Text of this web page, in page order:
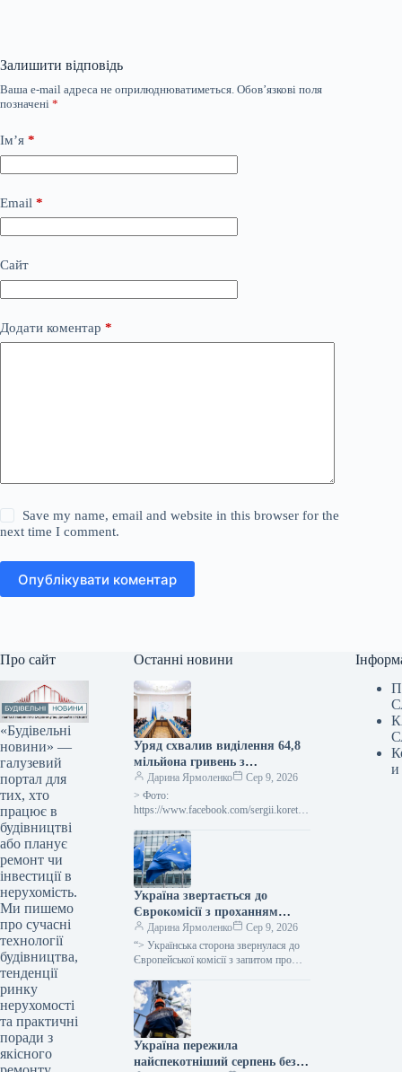
Залишити відповідь
Ваша e-mail адреса не оприлюднюватиметься. Обов’язкові поля
позначені *
Ім’я *
Email *
Сайт
Додати коментар *
Save my name, email and website in this browser for the
next time I comment.
Опублікувати коментар
Про сайт
«Будівельні
новини» —
галузевий
портал для
тих, хто
працює в
будівництві
або планує
ремонт чи
інвестиції в
нерухомість.
Ми пишемо
про сучасні
технології
будівництва,
тенденції
ринку
нерухомості
та практичні
поради з
якісного
Останні новини
Уряд схвалив виділення 64,8
мільйона гривень з
державного бюджету для
відновлювальних робіт та
подолання наслідків війни.
Дарина Ярмоленко
Сер 9, 2026
> Фото:
https://www.facebook.com/sergii.koretsk
виділення коштів, запланованих у
державному бюджеті на 2026 рік для
фінансування регіональної політики,
з…
Україна звертається до
Єврокомісії з проханням
надати 220 мільйонів євро для
допомоги
сільськогосподарським
заблоковані порти.
Дарина Ярмоленко
Сер 9, 2026
“> Українська сторона звернулася до
Європейської комісії з запитом про
безповоротної фінансової допомоги.
Ця…
Україна пережила
найспекотніший серпень без
и